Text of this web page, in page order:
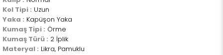
Kol Tipi : Uzun
Yaka : Kapüşon Yaka
Kumaş Tipi : Örme
Kumaş Türü : 2 İplik
Materyal : Likra, Pamuklu